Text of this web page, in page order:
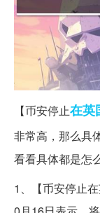
【币安停止在英
非常高，那么具
看看具体都是怎
1、【币安停止